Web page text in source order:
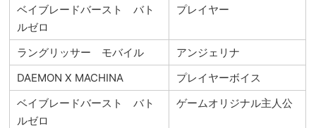
ベイブレードバースト バト
ルゼロ
プレイヤー
ラングリッサー モバイル
アンジェリナ
DAEMON X MACHINA
プレイヤーボイス
ベイブレードバースト バト
ルゼロ
ゲームオリジナル主人公